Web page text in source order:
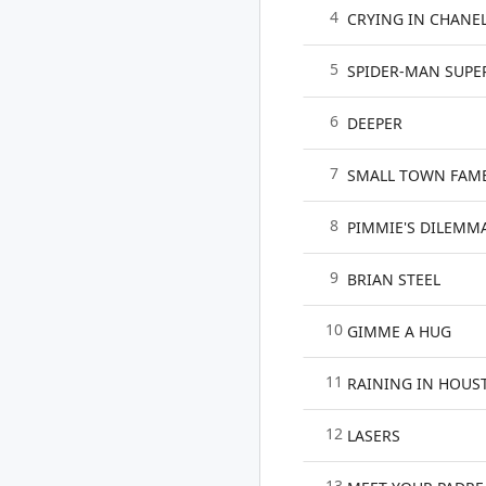
4 CRYING IN
5 SPIDER-MAN
6 DEEPER
7 SMALL TOWN
8 PIMMIE'S
9 BRIAN STEEL
10 GIMME A HUG
11 RAINING IN
12 LASERS